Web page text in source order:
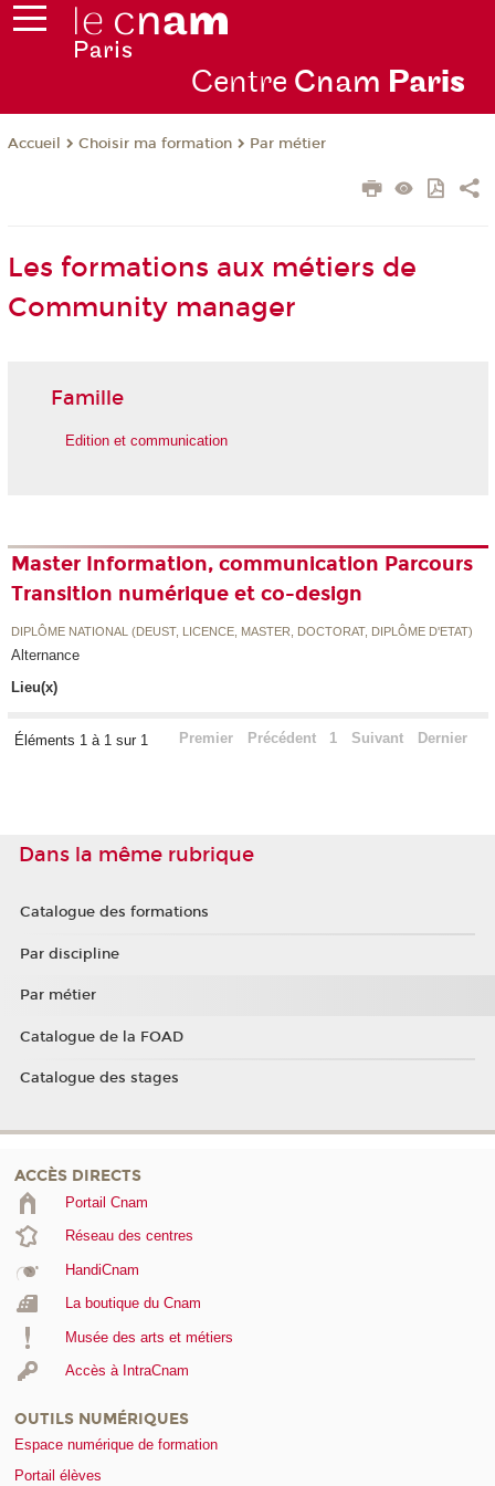
Centre Cnam Paris
Accueil Choisir ma formation Par métier
Les formations aux métiers de
Community manager
Famille
Edition et communication
Master Information, communication Parcours
Transition numérique et co-design
DIPLÔME NATIONAL (DEUST, LICENCE, MASTER, DOCTORAT, DIPLÔME D'ETAT)
Alternance
Lieu(x)
Éléments 1 à 1 sur 1 Premier Précédent 1 Suivant Dernier
Dans la même rubrique
Catalogue des formations
Par discipline
Par métier
Catalogue de la FOAD
Catalogue des stages
ACCÈS DIRECTS
Portail Cnam
Réseau des centres
HandiCnam
La boutique du Cnam
Musée des arts et métiers
Accès à IntraCnam
OUTILS NUMÉRIQUES
Espace numérique de formation
Portail élèves